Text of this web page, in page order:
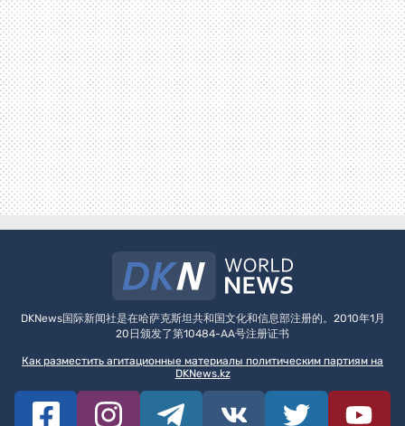
DKNews国际新闻社是在哈萨克斯坦共和国文化和信息部注册的。2010年1月
20日颁发了第10484-AA号注册证书
Как разместить агитационные материалы политическим партиям на
DKNews.kz